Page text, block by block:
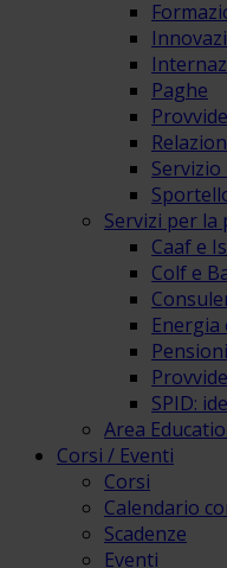
Paghe
Servizio
Servizi per la
Caaf e
Colf e
Energia
SPID:
Area
Corsi / Eventi
Corsi
Calendario
Scadenze
Eventi